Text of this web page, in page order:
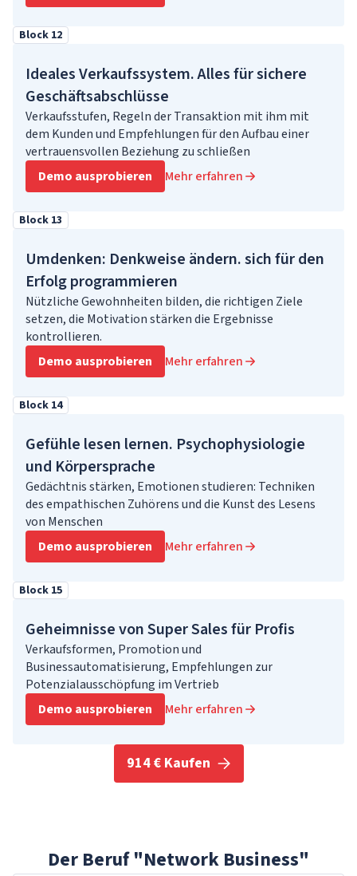
Block 12
Ideales Verkaufssystem. Alles für sichere
Geschäftsabschlüsse
Verkaufsstufen, Regeln der Transaktion mit ihm mit
dem Kunden und Empfehlungen für den Aufbau einer
vertrauensvollen Beziehung zu schließen
Demo ausprobieren
Mehr erfahren
Block 13
Umdenken: Denkweise ändern. sich für den
Erfolg programmieren
Nützliche Gewohnheiten bilden, die richtigen Ziele
setzen, die Motivation stärken die Ergebnisse
kontrollieren.
Demo ausprobieren
Mehr erfahren
Block 14
Gefühle lesen lernen. Psychophysiologie
und Körpersprache
Gedächtnis stärken, Emotionen studieren: Techniken
des empathischen Zuhörens und die Kunst des Lesens
von Menschen
Demo ausprobieren
Mehr erfahren
Block 15
Geheimnisse von Super Sales für Profis
Verkaufsformen, Promotion und
Businessautomatisierung, Empfehlungen zur
Potenzialausschöpfung im Vertrieb
Demo ausprobieren
Mehr erfahren
914 € Kaufen
Der Beruf "Network Business"